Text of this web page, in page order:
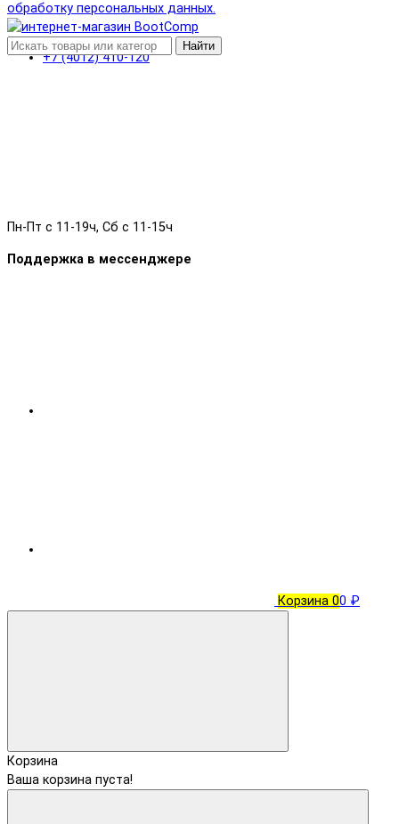
+7 (4012) 410-120
Пн-Пт с 11-19ч, Сб с 11-15ч
Поддержка в мессенджере
обработку персональных данных.
Найти
Корзина 00 ₽
Корзина
Ваша корзина пуста!